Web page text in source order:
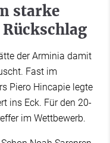
starke
der Arminia damit
Fast im
Piero Hincapie legte
ins Eck. Für den 20-
im Wettbewerb.